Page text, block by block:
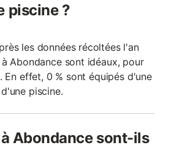
piscine ?
les données récoltées l'an
Abondance sont idéaux, pour
En effet, 0 % sont équipés d'une
piscine.
Abondance sont-ils